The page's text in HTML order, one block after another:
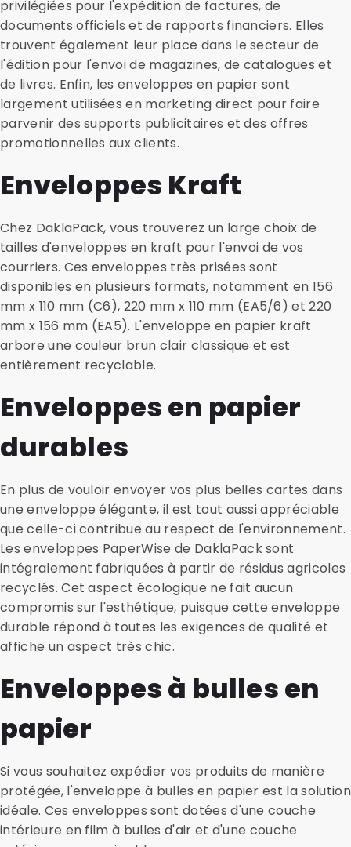
privilégiées pour l'expédition de factures, de
documents officiels et de rapports financiers. Elles
trouvent également leur place dans le secteur de
l'édition pour l'envoi de magazines, de catalogues et
de livres. Enfin, les enveloppes en papier sont
largement utilisées en marketing direct pour faire
parvenir des supports publicitaires et des offres
promotionnelles aux clients.
Enveloppes Kraft
Chez DaklaPack, vous trouverez un large choix de
tailles d'enveloppes en kraft pour l'envoi de vos
courriers. Ces enveloppes très prisées sont
disponibles en plusieurs formats, notamment en 156
mm x 110 mm (C6), 220 mm x 110 mm (EA5/6) et 220
mm x 156 mm (EA5). L'enveloppe en papier kraft
arbore une couleur brun clair classique et est
entièrement recyclable.
Enveloppes en papier
durables
En plus de vouloir envoyer vos plus belles cartes dans
une enveloppe élégante, il est tout aussi appréciable
que celle-ci contribue au respect de l'environnement.
Les enveloppes PaperWise de DaklaPack sont
intégralement fabriquées à partir de résidus agricoles
recyclés. Cet aspect écologique ne fait aucun
compromis sur l'esthétique, puisque cette enveloppe
durable répond à toutes les exigences de qualité et
affiche un aspect très chic.
Enveloppes à bulles en
papier
Si vous souhaitez expédier vos produits de manière
protégée, l'enveloppe à bulles en papier est la solution
idéale. Ces enveloppes sont dotées d'une couche
intérieure en film à bulles d'air et d'une couche